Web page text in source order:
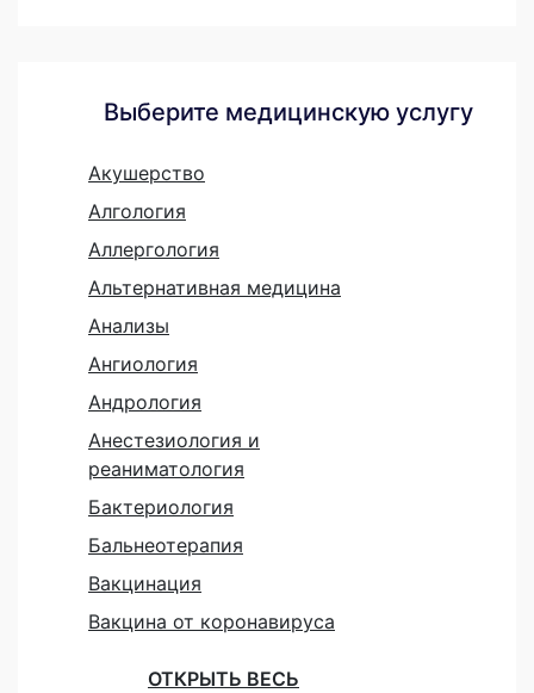
Выберите медицинскую услугу
Акушерство
Алгология
Аллергология
Альтернативная медицина
Анализы
Ангиология
Андрология
Анестезиология и
реаниматология
Бактериология
Бальнеотерапия
Вакцинация
Вакцина от коронавируса
ОТКРЫТЬ ВЕСЬ